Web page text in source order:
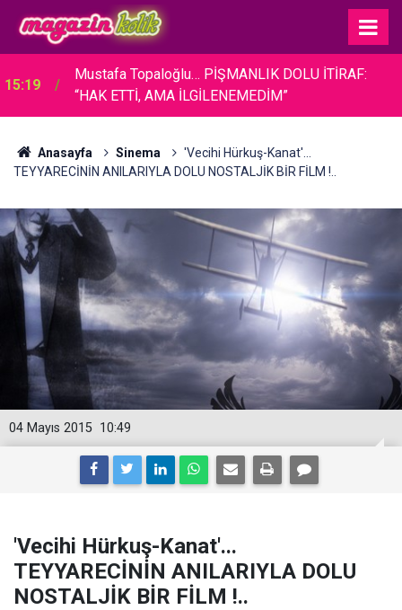
15:19
Mustafa Topaloğlu… PİŞMANLIK DOLU İTİRAF:
“HAK ETTİ, AMA İLGİLENEMEDİM”
Anasayfa Sinema
'Vecihi Hürkuş-Kanat'...
TEYYARECİNİN ANILARIYLA DOLU NOSTALJİK BİR FİLM !..
10:49
04 Mayıs 2015
'Vecihi Hürkuş-Kanat'...
TEYYARECİNİN ANILARIYLA DOLU
NOSTALJİK BİR FİLM !..